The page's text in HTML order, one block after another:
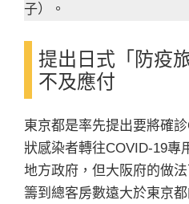
子）。
提出日式「防疫
不及應付
東京都是率先提出要將確
狀感染者轉往COVID-19專
地方政府，但大阪府的做
籌到總客房數遠大於東京